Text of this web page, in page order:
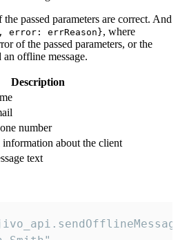
the passed parameters are correct. And
errReason}, where
of the passed parameters, or the
offline message.
Description
number
about the client
text